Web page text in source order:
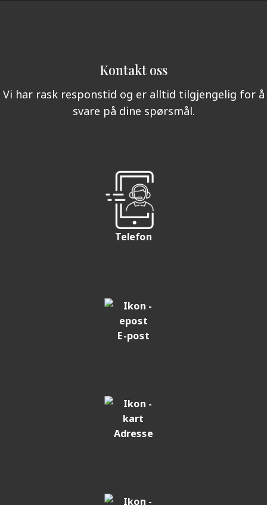
Kontakt oss
Vi har rask responstid og er alltid tilgjengelig for å
svare på dine spørsmål.
Telefon
E-post
Adresse